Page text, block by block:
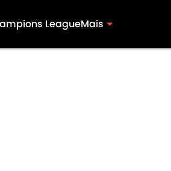
LeagueMais